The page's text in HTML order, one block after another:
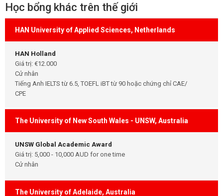
Học bổng khác trên thế giới
HAN University of Applied Sciences, Netherlands
HAN Holland
Giá trị: €12.000
Cử nhân
Tiếng Anh IELTS từ 6.5, TOEFL iBT từ 90 hoặc chứng chỉ CAE/
CPE
The University of New South Wales - UNSW, Australia
UNSW Global Academic Award
Giá trị: 5,000 - 10,000 AUD for one time
Cử nhân
The University of Adelaide, Australia